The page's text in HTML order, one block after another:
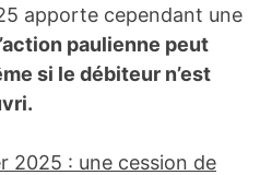
apporte cependant une
’action paulienne peut
si le débiteur n’est
2025 : une cession de